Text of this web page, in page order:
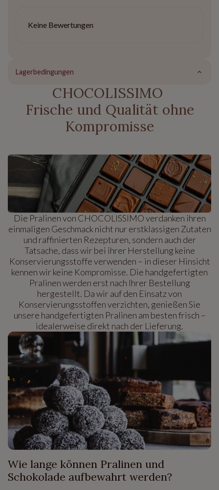
Keine Bewertungen
Lagerbedingungen
CHOCOLISSIMO
Frische und Qualität ohne
Kompromisse
Die Pralinen von CHOCOLISSIMO verdanken ihren
einmaligen Geschmack nicht nur erstklassigen Zutaten
und raffinierten Rezepturen, sondern auch der
Tatsache, dass wir bei ihrer Herstellung keine
Konservierungsstoffe verwenden – in dieser Hinsicht
kennen wir keine Kompromisse. Die handgefertigten
Pralinen werden erst nach Ihrer Bestellung
hergestellt. Da wir auf den Einsatz von
Konservierungsstoffen verzichten, genießen Sie
unsere handgefertigten Pralinen am besten frisch –
idealerweise direkt nach der Lieferung.
Wie lange können Pralinen und
Schokolade aufbewahrt werden?